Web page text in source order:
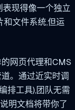
现得像一个独立
和文件系统,但运
网页代理和CMS
。通过近实时调
排工具),团队无需
明文档将带你了